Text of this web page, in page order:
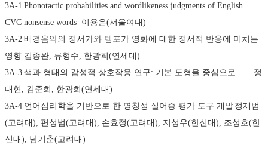
3A-1	Phonotactic probabilities and wordlikeness judgments of English
CVC nonsense words	이용은(서울여대)
3A-2	배경음악의 정서가와 템포가 영화에 대한 정서적 반응에 미치는
영향	김종완, 류형수, 한광희(연세대)
3A-3	색과 형태의 감성적 상호작용 연구: 기본 도형을 중심으로	정
대현, 김준희, 한광희(연세대)
3A-4	언어심리학을 기반으로 한 명칭성 실어증 평가 도구 개발	정재범
(고려대), 편성범(고려대), 손효정(고려대), 지성우(한신대), 조성호(한
신대), 남기춘(고려대)